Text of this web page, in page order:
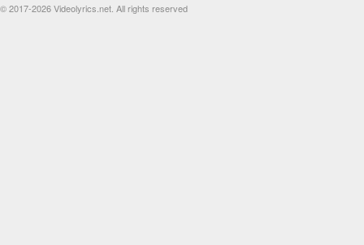
© 2017-2026 Videolyrics.net. All rights reserved